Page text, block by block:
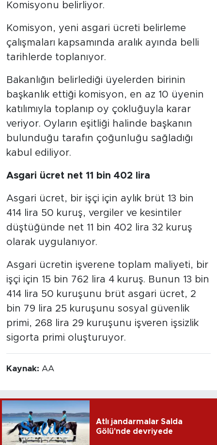
Komisyonu belirliyor.
Komisyon, yeni asgari ücreti belirleme
çalışmaları kapsamında aralık ayında belli
tarihlerde toplanıyor.
Bakanlığın belirlediği üyelerden birinin
başkanlık ettiği komisyon, en az 10 üyenin
katılımıyla toplanıp oy çokluğuyla karar
veriyor. Oyların eşitliği halinde başkanın
bulunduğu tarafın çoğunluğu sağladığı
kabul ediliyor.
Asgari ücret net 11 bin 402 lira
Asgari ücret, bir işçi için aylık brüt 13 bin
414 lira 50 kuruş, vergiler ve kesintiler
düştüğünde net 11 bin 402 lira 32 kuruş
olarak uygulanıyor.
Asgari ücretin işverene toplam maliyeti, bir
işçi için 15 bin 762 lira 4 kuruş. Bunun 13 bin
414 lira 50 kuruşunu brüt asgari ücret, 2
bin 79 lira 25 kuruşunu sosyal güvenlik
primi, 268 lira 29 kuruşunu işveren işsizlik
sigorta primi oluşturuyor.
Kaynak: AA
Atlı jandarmalar Salda
Gölü'nde devriyede